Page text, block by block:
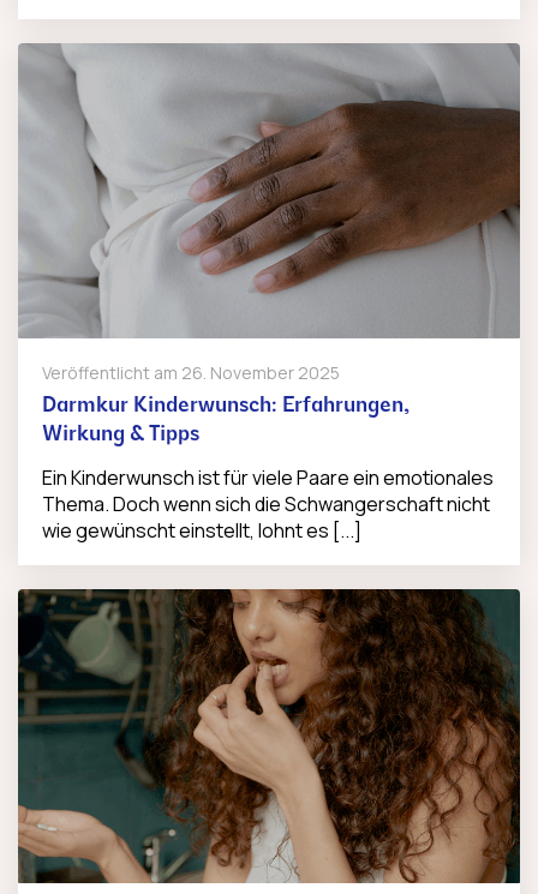
Veröffentlicht am 26. November 2025
Darmkur Kinderwunsch: Erfahrungen,
Wirkung & Tipps
Ein Kinderwunsch ist für viele Paare ein emotionales
Thema. Doch wenn sich die Schwangerschaft nicht
wie gewünscht einstellt, lohnt es [...]